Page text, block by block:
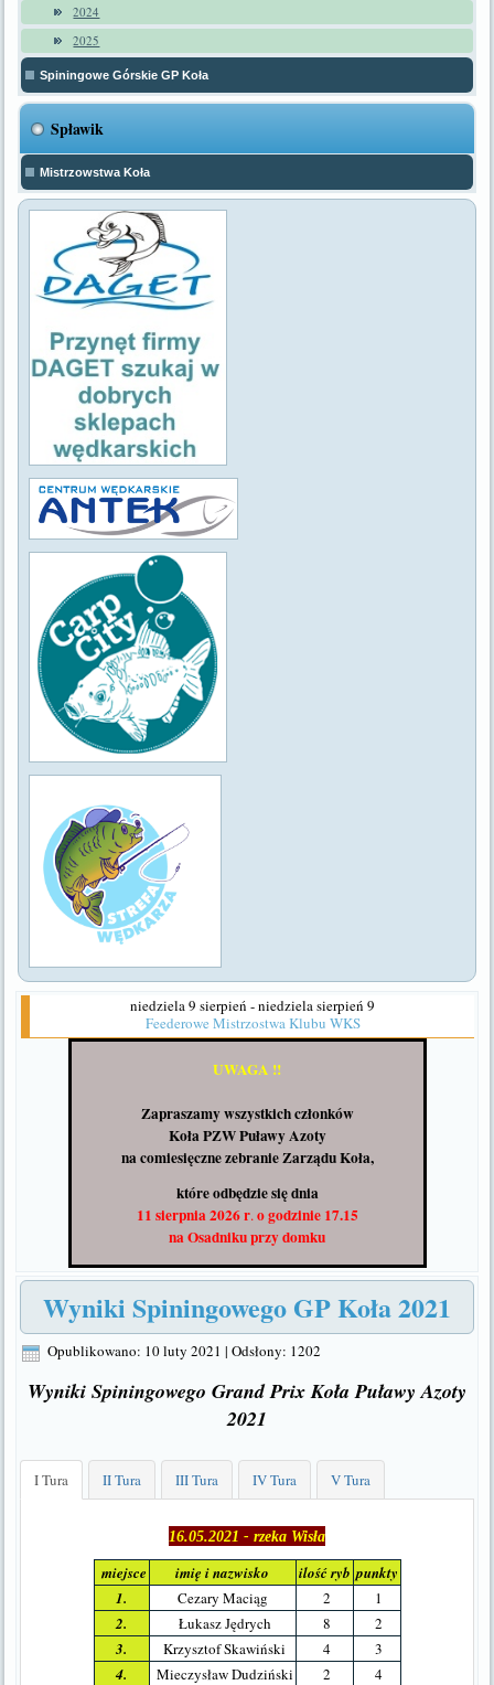
2024
2025
Spiningowe Górskie GP Koła
Spławik
Mistrzowstwa Koła
niedziela 9 sierpień - niedziela sierpień 9
Feederowe Mistrzostwa Klubu WKS
UWAGA !!
Zapraszamy wszystkich członków
Koła PZW Puławy Azoty
na comiesięczne zebranie Zarządu Koła,
które odbędzie się dnia
11 sierpnia 2026 r.o godzinie 17.15
na Osadnikuprzy domku
Wyniki Spiningowego GP Koła 2021
Opublikowano: 10 luty 2021 |Odsłony: 1202
Wyniki Spiningowego Grand Prix Koła Puławy Azoty
2021
I Tura II Tura III Tura IV Tura V Tura
16.05.2021 - rzeka Wisła
miejsce imię i nazwisko ilość ryb punkty
1.
Cezary Maciąg 2
1
2.
Łukasz Jędrych 8
2
3.
Krzysztof Skawiński 4
3
4.
Mieczysław Dudziński 2
4